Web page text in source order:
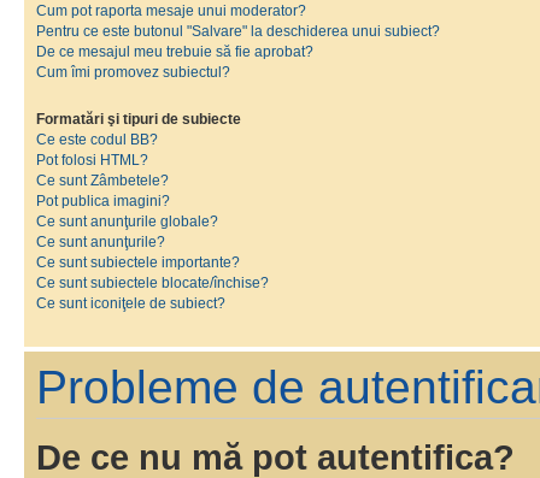
Cum pot raporta mesaje unui moderator?
Pentru ce este butonul "Salvare" la deschiderea unui subiect?
De ce mesajul meu trebuie să fie aprobat?
Cum îmi promovez subiectul?
Formatări şi tipuri de subiecte
Ce este codul BB?
Pot folosi HTML?
Ce sunt Zâmbetele?
Pot publica imagini?
Ce sunt anunţurile globale?
Ce sunt anunţurile?
Ce sunt subiectele importante?
Ce sunt subiectele blocate/închise?
Ce sunt iconiţele de subiect?
Probleme de
De ce nu mă pot autentifica?